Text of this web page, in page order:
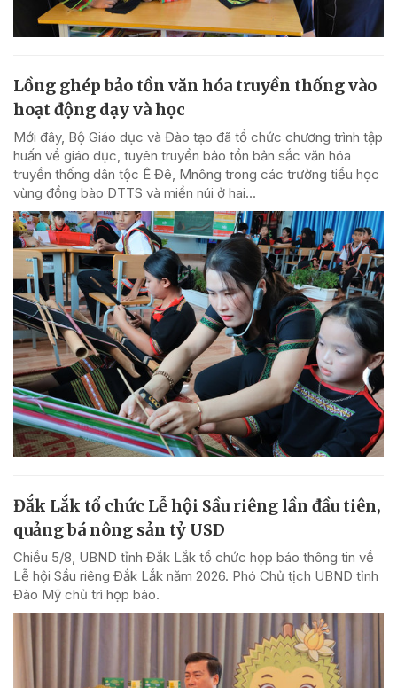
Lồng ghép bảo tồn văn hóa truyền thống vào
hoạt động dạy và học
Mới đây, Bộ Giáo dục và Đào tạo đã tổ chức chương trình tập
huấn về giáo dục, tuyên truyền bảo tồn bản sắc văn hóa
truyền thống dân tộc Ê Đê, Mnông trong các trường tiểu học
vùng đồng bào DTTS và miền núi ở hai...
Đắk Lắk tổ chức Lễ hội Sầu riêng lần đầu tiên,
quảng bá nông sản tỷ USD
Chiều 5/8, UBND tỉnh Đắk Lắk tổ chức họp báo thông tin về
Lễ hội Sầu riêng Đắk Lắk năm 2026. Phó Chủ tịch UBND tỉnh
Đào Mỹ chủ trì họp báo.